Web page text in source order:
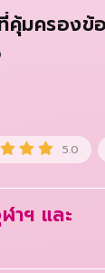
คุ้มครอง
5.0
าฯ และ